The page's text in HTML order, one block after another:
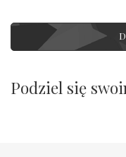
Podziel się